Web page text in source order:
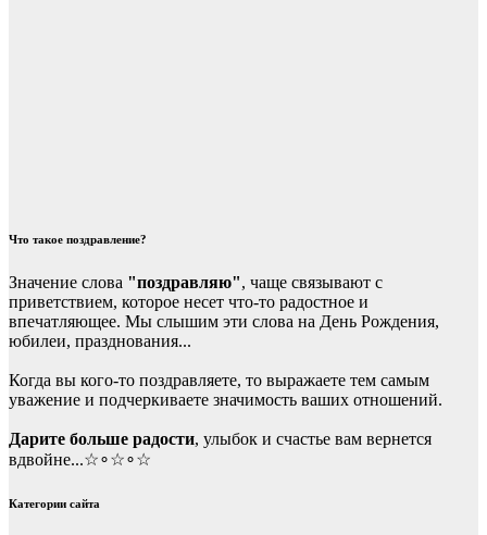
Что такое поздравление?
Значение слова "поздравляю", чаще связывают с
приветствием, которое несет что-то радостное и
впечатляющее. Мы слышим эти слова на День Рождения,
юбилеи, празднования...
Когда вы кого-то поздравляете, то выражаете тем самым
уважение и подчеркиваете значимость ваших отношений.
Дарите больше радости, улыбок и счастье вам вернется
вдвойне...☆∘☆∘☆
Категории сайта